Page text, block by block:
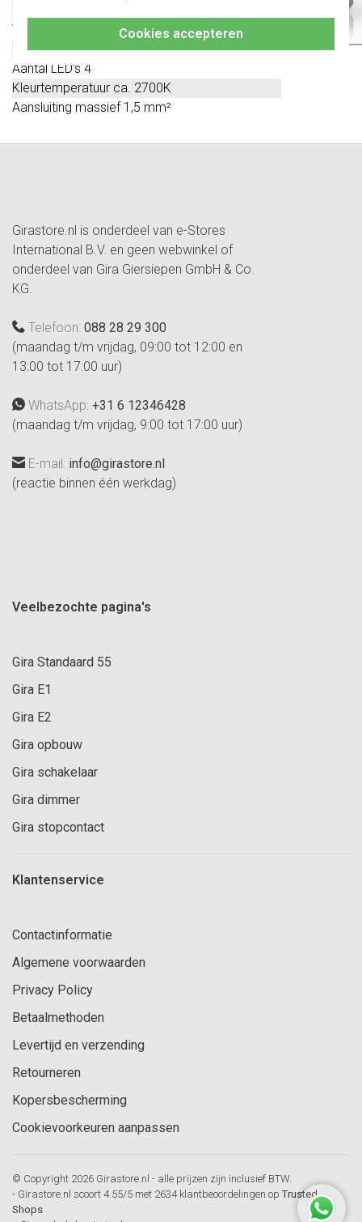
Cookies accepteren
Vermogensfactor 0,2
Lichtsterktebereik 3 ... 100%
Aantal LED's 4
Kleurtemperatuur ca. 2700K
​Aansluiting massief 1,5 mm²
Girastore.nl is onderdeel van e-Stores
International B.V. en geen webwinkel of
onderdeel van Gira Giersiepen GmbH & Co.
KG.
Telefoon: 088 28 29 300
(maandag t/m vrijdag, 09:00 tot 12:00 en
13:00 tot 17:00 uur)
WhatsApp: +31 6 12346428
(maandag t/m vrijdag, 9:00 tot 17:00 uur)
E-mail: info@girastore.nl
(reactie binnen één werkdag)
Veelbezochte pagina's
Gira Standaard 55
Gira E1
Gira E2
Gira opbouw
Gira schakelaar
Gira dimmer
Gira stopcontact
Klantenservice
Contactinformatie
Algemene voorwaarden
Privacy Policy
Betaalmethoden
Levertijd en verzending
Retourneren
Kopersbescherming
Cookievoorkeuren aanpassen
© Copyright 2026 Girastore.nl - alle prijzen zijn inclusief BTW.
- Girastore.nl scoort 4.55/5 met 2634 klantbeoordelingen op Trusted
Shops